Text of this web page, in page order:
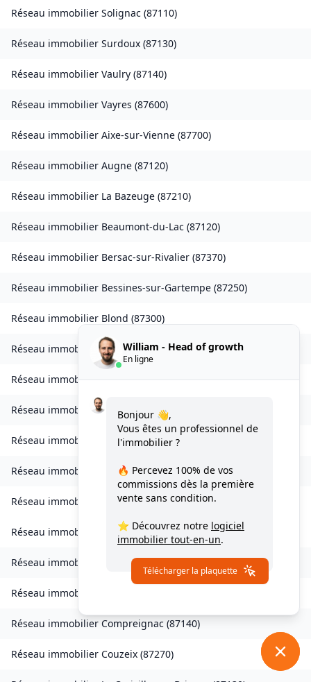
Réseau immobilier Solignac (87110)
Réseau immobilier Surdoux (87130)
Réseau immobilier Vaulry (87140)
Réseau immobilier Vayres (87600)
Réseau immobilier Aixe-sur-Vienne (87700)
Réseau immobilier Augne (87120)
Réseau immobilier La Bazeuge (87210)
Réseau immobilier Beaumont-du-Lac (87120)
Réseau immobilier Bersac-sur-Rivalier (87370)
Réseau immobilier Bessines-sur-Gartempe (87250)
Réseau immobilier Blond (87300)
Réseau immobilierBoisseuil(87220)
Réseau immobilierBonnac-la-Côte(87270)
Réseau immobilierLe Buis(87140)
Réseau immobilier Bujaleuf(87460 )
Réseau immobilier Bussière-Galant (87230)
Réseau immobilier Val-d'Oire-et-Gartempe(87320
Réseau immobilier Val-d'Oire-et-Gartempe (87330)
Réseau immobilier Châteauponsac
Réseau immobilier
Réseau immobilier Compreignac (87140)
Réseau immobilier Couzeix (87270)
William - Head of growth
En ligne
Bonjour 👋,
Vous êtes un professionnel de
l'immobilier ?
🔥 Percevez 100% de vos
commissions dès la première
vente sans condition.
⭐ Découvrez notre logiciel
immobilier tout-en-un.
Télécharger la plaquette